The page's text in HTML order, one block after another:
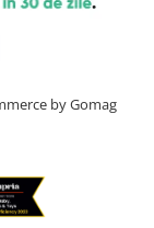
by Gomag